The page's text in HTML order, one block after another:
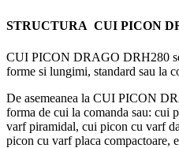
STRUCTURA CUI PICON
CUI PICON DRAGO DRH280
forme si lungimi, standard sau la
De asemeanea la CUI PICON
forma de cui la comanda sau: cui
varf piramidal, cui picon cu varf
picon cu varf placa compactoare,